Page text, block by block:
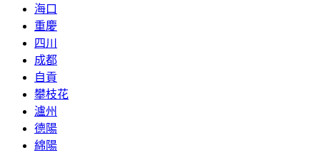
海口
重慶
四川
成都
自貢
攀枝花
瀘州
德陽
綿陽